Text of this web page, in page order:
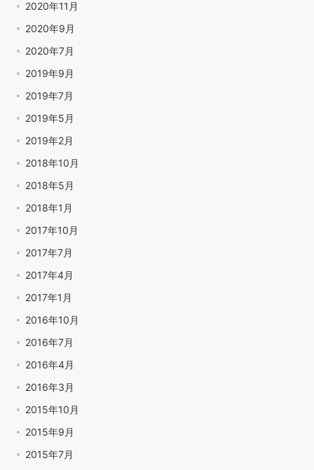
2020年11月
2020年9月
2020年7月
2019年9月
2019年7月
2019年5月
2019年2月
2018年10月
2018年5月
2018年1月
2017年10月
2017年7月
2017年4月
2017年1月
2016年10月
2016年7月
2016年4月
2016年3月
2015年10月
2015年9月
2015年7月